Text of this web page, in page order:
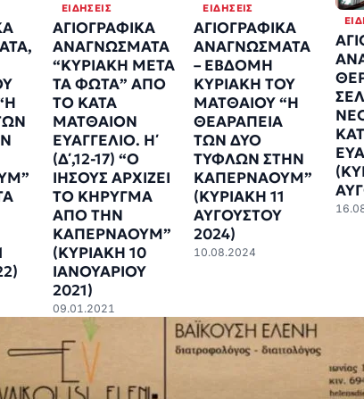
ΕΙΔΉΣΕΙΣ
ΑΓΙΟΓΡΑΦΙΚΑ
ΑΝΑΓΝΩΣΜΑΤΑ
“ΚΥΡΙΑΚΗ ΜΕΤΑ
ΤΑ ΦΩΤΑ” ΑΠΟ
ΤΟ ΚΑΤΑ
ΜΑΤΘΑΙΟΝ
ΕΥΑΓΓΕΛΙΟ. Η΄
(Δ΄,12-17) “Ο
ΙΗΣΟΥΣ ΑΡΧΙΖΕΙ
ΤΟ ΚΗΡΥΓΜΑ
ΑΠΟ ΤΗΝ
ΚΑΠΕΡΝΑΟΥΜ”
(ΚΥΡΙΑΚΗ 10
ΙΑΝΟΥΑΡΙΟΥ
2021)
09.01.2021
ΕΙΔΉΣΕΙΣ
ΑΓΙΟΓΡΑΦΙΚΑ
ΑΝΑΓΝΩΣΜΑΤΑ
– ΕΒΔΟΜΗ
ΚΥΡΙΑΚΗ ΤΟΥ
ΜΑΤΘΑΙΟΥ “Η
ΘΕΑΡΑΠΕΙΑ
ΤΩΝ ΔΥΟ
ΤΥΦΛΩΝ ΣΤΗΝ
ΚΑΠΕΡΝΑΟΥΜ”
(ΚΥΡΙΑΚΗ 11
ΑΥΓΟΥΣΤΟΥ
2024)
10.08.2024